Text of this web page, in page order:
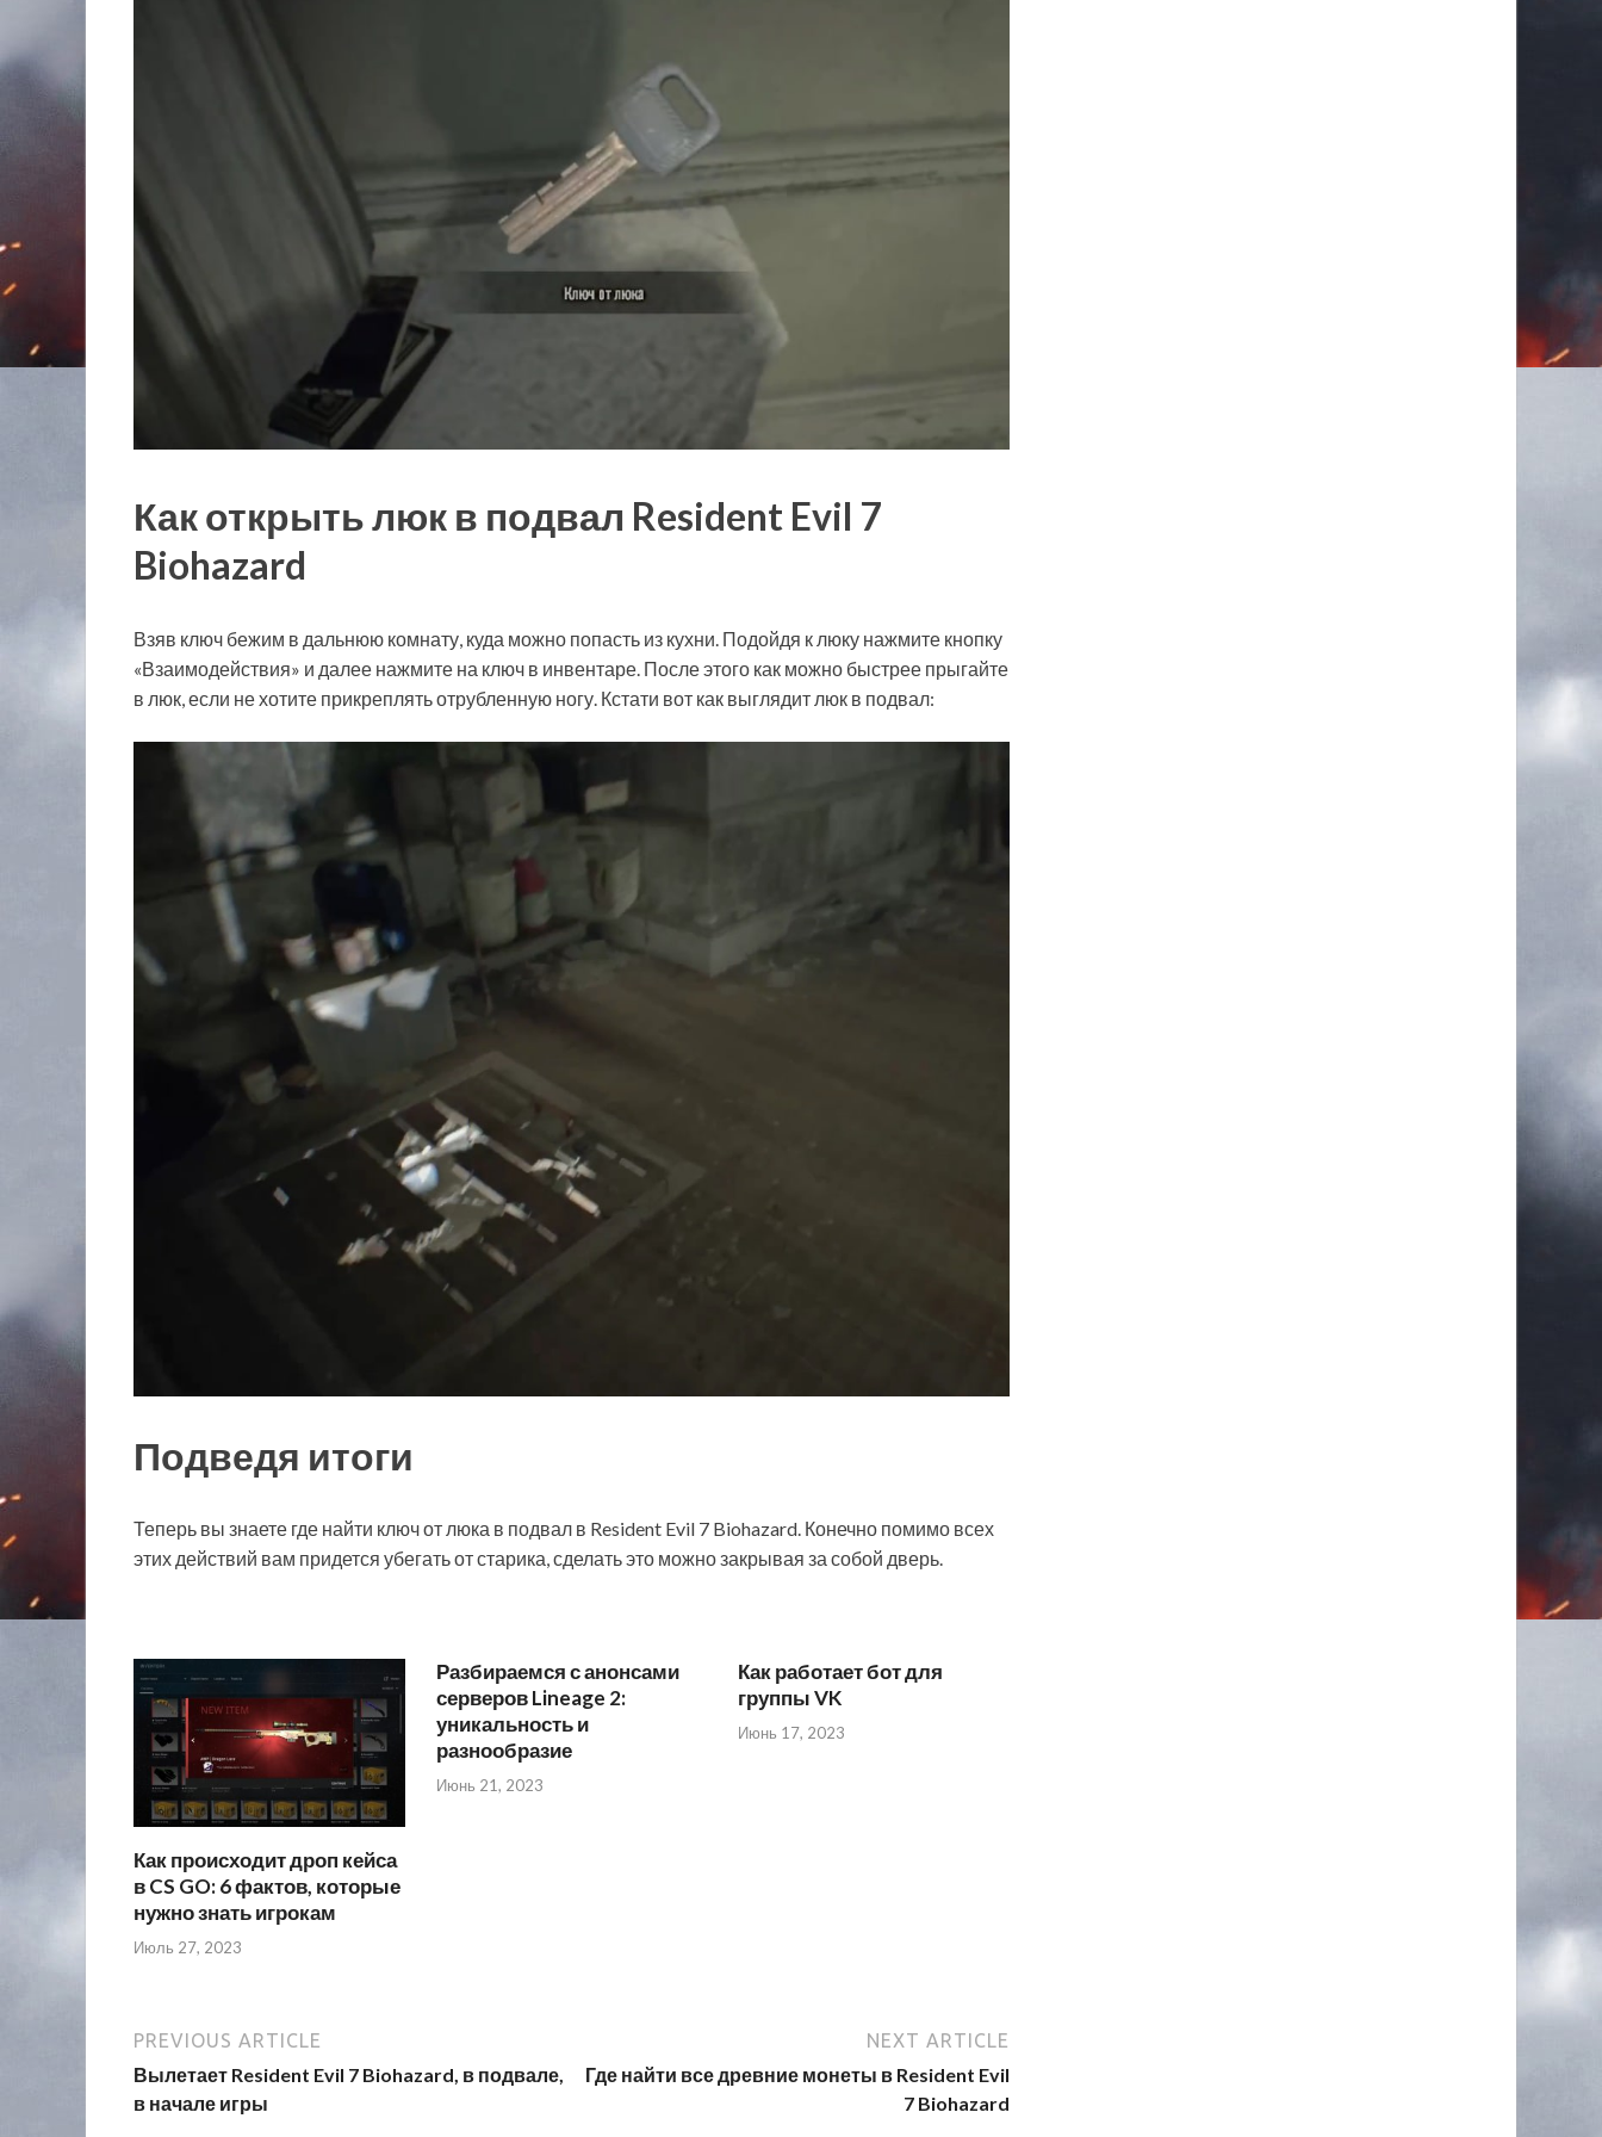
Как открыть люк в подвал Resident Evil 7
Biohazard
Взяв ключ бежим в дальнюю комнату, куда можно попасть из кухни. Подойдя к люку нажмите кнопку
«Взаимодействия» и далее нажмите на ключ в инвентаре. После этого как можно быстрее прыгайте
в люк, если не хотите прикреплять отрубленную ногу. Кстати вот как выглядит люк в подвал:
Подведя итоги
Теперь вы знаете где найти ключ от люка в подвал в Resident Evil 7 Biohazard. Конечно помимо всех
этих действий вам придется убегать от старика, сделать это можно закрывая за собой дверь.
Как происходит дроп кейса
в CS GO: 6 фактов, которые
нужно знать игрокам
Июль 27, 2023
Разбираемся с анонсами
серверов Lineage 2:
уникальность и
разнообразие
Июнь 21, 2023
Как работает бот для
группы VK
Июнь 17, 2023
PREVIOUS ARTICLE
Вылетает Resident Evil 7 Biohazard, в подвале,
в начале игры
NEXT ARTICLE
Где найти все древние монеты в Resident Evil
7 Biohazard